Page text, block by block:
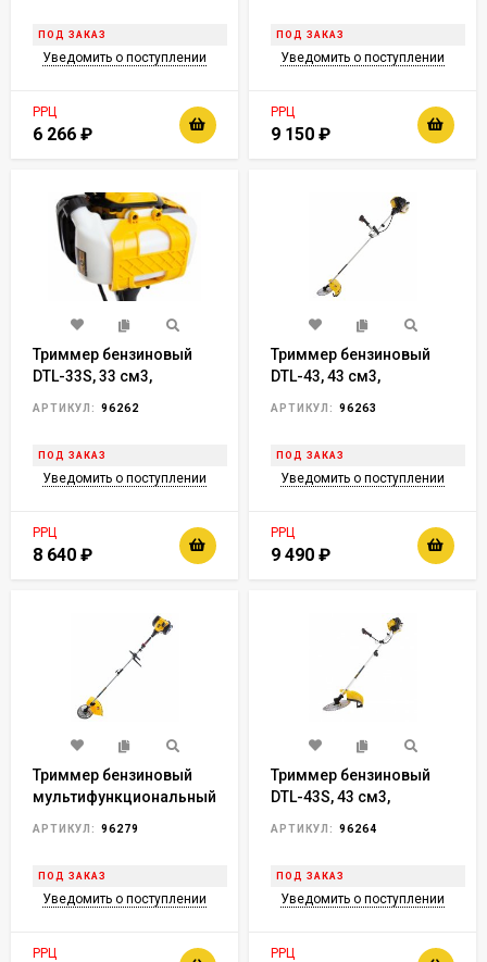
ПОД ЗАКАЗ
Уведомить о поступлении
РРЦ
6 266 ₽
ПОД ЗАКАЗ
Уведомить о поступлении
РРЦ
9 150 ₽
Триммер бензиновый
DTL-33S, 33 см3,
АРТИКУЛ: 96262
ПОД ЗАКАЗ
Уведомить о поступлении
РРЦ
8 640 ₽
Триммер бензиновый
DTL-43, 43 см3,
АРТИКУЛ: 96263
ПОД ЗАКАЗ
Уведомить о поступлении
РРЦ
9 490 ₽
Триммер бензиновый
мультифункциональный
АРТИКУЛ: 96279
ПОД ЗАКАЗ
Уведомить о поступлении
РРЦ
Триммер бензиновый
DTL-43S, 43 см3,
АРТИКУЛ: 96264
ПОД ЗАКАЗ
Уведомить о поступлении
РРЦ